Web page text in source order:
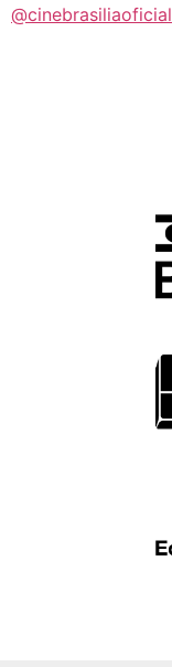
@cinebrasiliaoficial